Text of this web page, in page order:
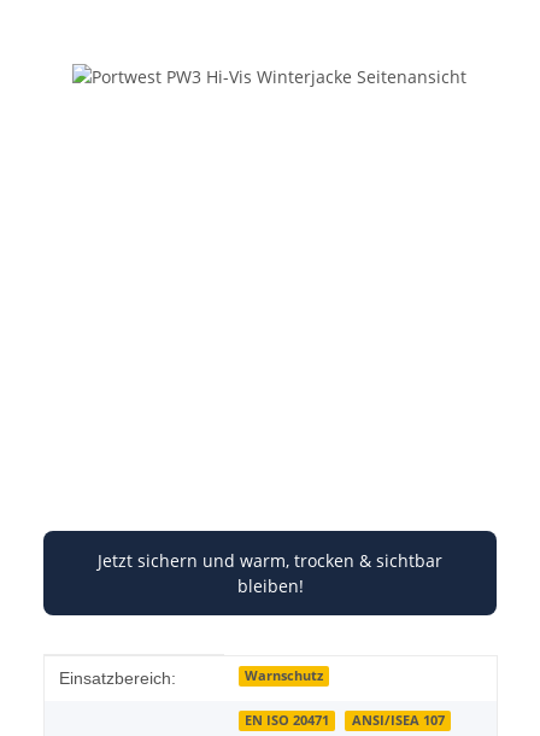
Jetzt sichern und warm, trocken & sichtbar
bleiben!
Produkteigenschaft
Wert
Einsatzbereich: Warnschutz
EN ISO 20471
ANSI/ISEA 107